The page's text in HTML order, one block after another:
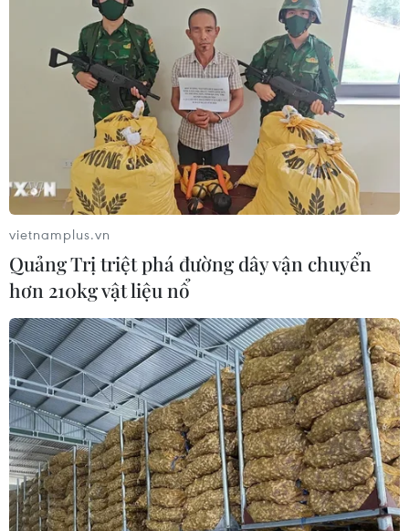
17 giờ ngày 7/8, mở cửa tràn xả mặt
điều tiết hồ chứa thủy điện Lai Châu
07/08/2026 07:28
Di dời hộ dân bị ảnh hưởng bụi, mùi
khét, tiếng ồn từ Trung tâm Điện lực
Vĩnh Tân
07/08/2026 07:10
Hà Nội quyết liệt xử lý các "điểm
nghẽn" úng ngập, môi trường đô thị
07/08/2026 06:51
Kiểm soát rác thải từ nguồn - Giải
pháp bảo vệ kênh rạch TP Hồ Chí
Minh trong mùa mưa
07/08/2026 04:47
vietnamplus.vn
Quảng Trị triệt phá đường dây vận chuyển
hơn 210kg vật liệu nổ